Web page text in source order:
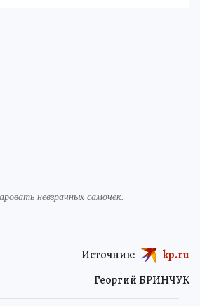
невзрачных самочек.
Георгий БРИНЧУК
Источник: kp.ru